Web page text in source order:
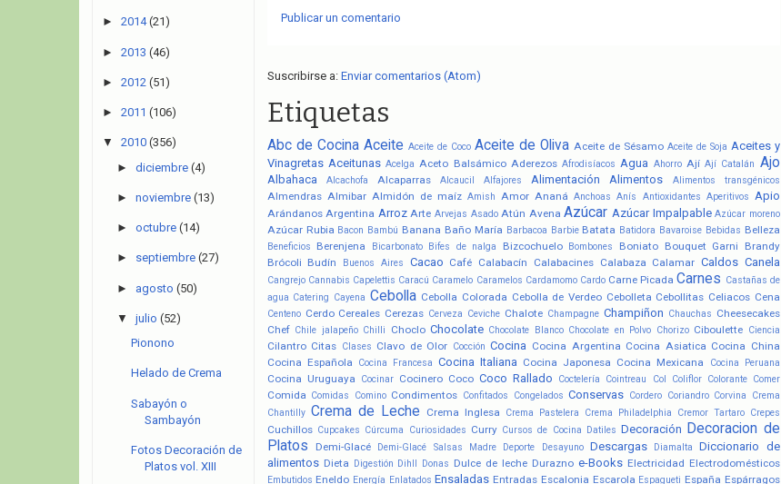
Publicar un comentario
Suscribirse a: Enviar comentarios (Atom)
Etiquetas
Abc de Cocina Aceite Aceite de Coco Aceite de Oliva Aceite de Sésamo Aceite de Soja Aceites y
Vinagretas Aceitunas Acelga Aceto Balsámico Aderezos Afrodisíacos Agua Ahorro Ají Ají Catalán Ajo
Albahaca Alcachofa Alcaparras Alcaucil Alfajores Alimentación Alimentos Alimentos transgénicos
Almendras Almibar Almidón de maíz Amish Amor Ananá Anchoas Anís Antioxidantes Aperitivos Apio
Arándanos Argentina Arroz Arte Arvejas Asado Atún Avena Azúcar Azúcar Impalpable Azúcar moreno
Azúcar Rubia Bacon Bambú Banana Baño María Barbacoa Barbie Batata Batidora Bavaroise Bebidas Belleza
Beneficios Berenjena Bicarbonato Bifes de nalga Bizcochuelo Bombones Boniato Bouquet Garni
Brandy
Brócoli Budín Buenos Aires Cacao Café Calabacín Calabacines Calabaza Calamar Caldos Canela
Cangrejo Cannabis Capelettis Caracú Caramelo Caramelos Cardamomo Cardo Carne Picada Carnes Castañas de
agua Catering Cayena Cebolla Cebolla Colorada Cebolla de Verdeo Cebolleta Cebollitas Celiacos Cena
Centeno Cerdo Cereales Cerezas Cerveza Ceviche Chalote Champagne Champiñon Chauchas Cheesecakes
Chef Chile jalapeño Chilli Choclo Chocolate Chocolate Blanco Chocolate en Polvo Chorizo Ciboulette Ciencia
Cilantro Citas Clases Clavo de Olor Cocción Cocina Cocina Argentina Cocina Asiatica Cocina China
Cocina Española
Cocina Francesa Cocina Italiana Cocina Japonesa Cocina Mexicana Cocina Peruana
Cocina Uruguaya Cocinar Cocinero Coco Coco Rallado Coctelería Cointreau Col Coliflor Colorante Comer
Comida Comidas Comino Condimentos Confitados Congelados Conservas Cordero Coriandro Corvina
Crema
Chantilly Crema de Leche Crema Inglesa Crema Pastelera Crema Philadelphia Cremor Tartaro Crepes
Cuchillos Cupcakes Cúrcuma Curiosidades Curry Cursos de Cocina Datiles Decoración Decoracion de
Platos
Demi-Glacé Demi-Glacé Salsas Madre Deporte Desayuno Descargas Diamalta
Diccionario de
alimentos Dieta Digestión Dihll Donas Dulce de leche Durazno e-Books Electricidad Electrodomésticos
Embutidos Eneldo Energía Enlatados Ensaladas Entradas Escalonia Escarola Espagueti España Espárragos
► 2014 (21)
► 2013 (46)
► 2012 (51)
► 2011 (106)
▼ 2010 (356)
► diciembre (4)
► noviembre (13)
► octubre (14)
► septiembre (27)
► agosto (50)
▼ julio (52)
Pionono
Helado de Crema
Sabayón o
Sambayón
Fotos Decoración de
Platos vol. XIII